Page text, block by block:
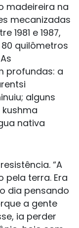
madeireira na
mecanizadas
1981 e 1987,
quilômetros
profundas: a
alguns
nativa
“A
pela terra. Era
dia pensando
a gente
ia perder